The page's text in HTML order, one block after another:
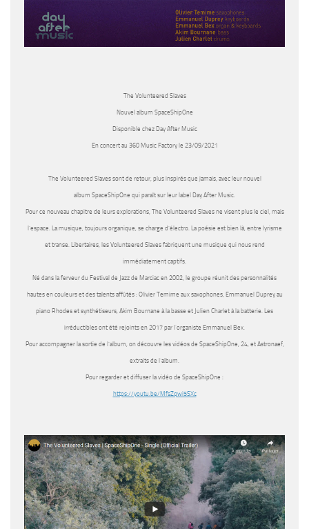
The Volunteered Slaves
Nouvel album SpaceShipOne
Disponible chez Day After Music
En concert au 360 Music Factory le 23/09/2021
The Volunteered Slavessont de retour, plus inspirés que jamais, avec leur nouvel
album SpaceShipOne qui paraît sur leur label Day After Music.
Pour ce nouveau chapitre de leurs explorations, The Volunteered Slavesne visent plus le ciel, mais
l’espace. La musique, toujours organique, se charge d’électro. La poésie est bien là, entre lyrisme
et transe. Libertaires, les Volunteered Slavesfabriquent une musique qui nous rend
immédiatement captifs.
Né dans la ferveur du Festival de Jazz de Marciac en 2002, le groupe réunit des personnalités
hautes en couleurs et des talents affûtés : Olivier Temime aux saxophones, Emmanuel Duprey au
piano Rhodes et synthétiseurs, Akim Bournane à la basse et Julien Charlet à la batterie. Les
irréductibles ont été rejoints en 2017 par l’organiste Emmanuel Bex.
Pour accompagner la sortie de l’album, on découvre les vidéos de SpaceShipOne 24, et Astronaef,
extraits de l’album.
Pour regarder et diffuser la vidéo de SpaceShipOne :
https://youtu.be/MfsZqwi5SXc